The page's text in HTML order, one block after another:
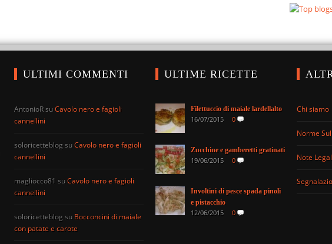
ULTIMI COMMENTI
AntonioRsuCavolo nero e fagioli
cannellini
soloricetteblogsuCavolo nero e fagioli
cannellini
magliocco81 suCavolo nero e fagioli
cannellini
soloricetteblogsu Bocconcini di maiale
con patate e carote
ULTIME RICETTE
Filettuccio di maiale lardellalto
16/07/2015 0
Zucchine e gamberetti gratinati
19/06/2015 0
Involtini di pesce spada pinoli
e pistacchio
12/06/2015 0
Chi siamo
Norme
Note